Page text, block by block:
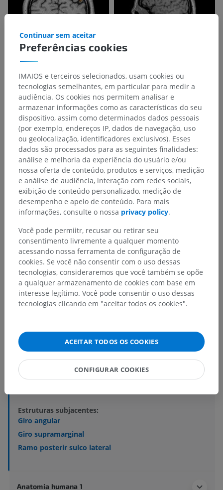
Hierarquia anatômica
Anatomia humana 2
Corpo humano> Systemata integrantia>
Sistema nervoso> Sistema nervoso central
Encéfalo> Cérebro> Telencéfalo> Lobo parietal>
Estruturas subjacentes:
Giro angular
Giro supramarginal
Ramo posterir sulco lateral
Anatomia humana 1
Preferências cookies
Continuar sem aceitar
IMAIOS e terceiros selecionados, usam cookies ou
tecnologias semelhantes, em particular para medir a
audiência. Os cookies nos permitem analisar e
armazenar informações como as características do seu
dispositivo, assim como determinados dados pessoais
(por exemplo, endereços IP, dados de navegação, uso
ou geolocalização, identificadores exclusivos). Esses
dados são processados para as seguintes finalidades:
análise e melhoria da experiência do usuário e/ou
nossa oferta de conteúdo, produtos e serviços, medição
e análise de audiência, interação com redes sociais,
exibição de conteúdo personalizado, medição de
desempenho e apelo de conteúdo. Para mais
informações, consulte o nossa privacy policy.
Você pode permiitr, recusar ou retirar seu
consentimento livremente a qualquer momento
acessando nossa ferramenta de configuração de
cookies. Se você não consentir com o uso dessas
tecnologias, consideraremos que você também se opõe
a qualquer armazenamento de cookies com base em
interesse legítimo. Você pode consentir o uso dessas
tecnologias clicando em "aceitar todos os cookies".
ACEITAR TODOS OS COOKIES
CONFIGURAR COOKIES